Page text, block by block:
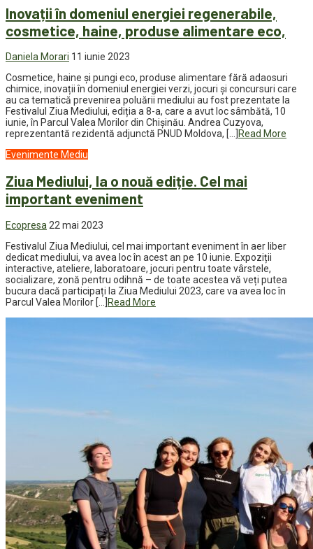
Inovații în domeniul energiei regenerabile,
cosmetice, haine, produse alimentare eco,
Daniela Morari 11 iunie 2023
Cosmetice, haine și pungi eco, produse alimentare fără adaosuri
chimice, inovații în domeniul energiei verzi, jocuri și concursuri care
au ca tematică prevenirea poluării mediului au fost prezentate la
Festivalul Ziua Mediului, ediția a 8-a, care a avut loc sâmbătă, 10
iunie, în Parcul Valea Morilor din Chișinău. Andrea Cuzyova,
reprezentantă rezidentă adjunctă PNUD Moldova, […]
Read More
Evenimente Mediu
Ziua Mediului, la o nouă ediție. Cel mai
important eveniment
Ecopresa 22 mai 2023
Festivalul Ziua Mediului, cel mai important eveniment în aer liber
dedicat mediului, va avea loc în acest an pe 10 iunie. Expoziții
interactive, ateliere, laboratoare, jocuri pentru toate vârstele,
socializare, zonă pentru odihnă – de toate acestea vă veți putea
bucura dacă participați la Ziua Mediului 2023, care va avea loc în
Parcul Valea Morilor […]
Read More